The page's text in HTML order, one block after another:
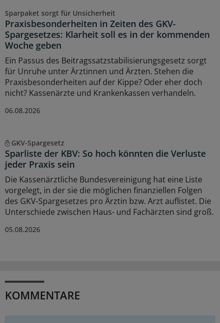
Sparpaket sorgt für Unsicherheit
Praxisbesonderheiten in Zeiten des GKV-
Spargesetzes: Klarheit soll es in der kommenden
Woche geben
Ein Passus des Beitragssatzstabilisierungsgesetz sorgt
für Unruhe unter Ärztinnen und Ärzten. Stehen die
Praxisbesonderheiten auf der Kippe? Oder eher doch
nicht? Kassenärzte und Krankenkassen verhandeln.
06.08.2026
GKV-Spargesetz
Sparliste der KBV: So hoch könnten die Verluste
jeder Praxis sein
Die Kassenärztliche Bundesvereinigung hat eine Liste
vorgelegt, in der sie die möglichen finanziellen Folgen
des GKV-Spargesetzes pro Ärztin bzw. Arzt auflistet. Die
Unterschiede zwischen Haus- und Fachärzten sind groß.
05.08.2026
KOMMENTARE